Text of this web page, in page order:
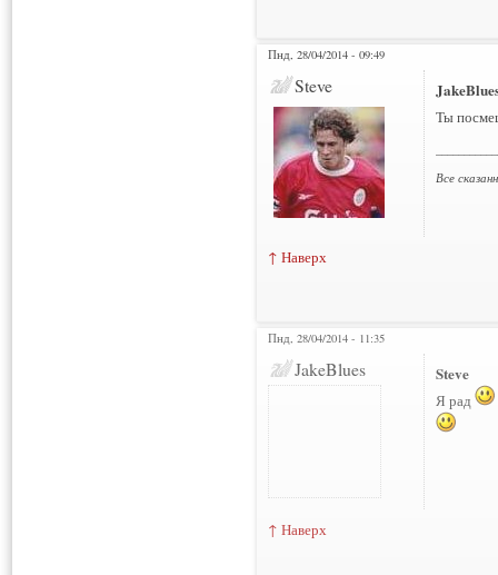
Пнд, 28/04/2014 - 09:49
Steve
Ты
Все
↑ Наверх
Пнд, 28/04/2014 - 11:35
JakeBlues Steve
Я рад
↑ Наверх